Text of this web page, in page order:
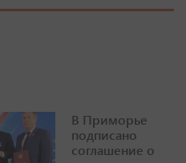
В Приморье
подписано
соглашение о